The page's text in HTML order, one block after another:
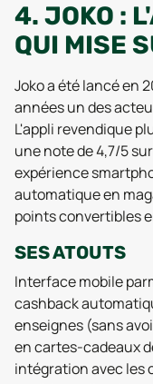
4. JOKO :
QUI MISE
Joko a été lancé en
années un des
L'appli revendique
une note de 4,7/5
expérience
automatique en
points convertibles
SES ATOUTS
Interface mobile
cashback
enseignes (sans
en cartes-cadeaux
intégration avec les